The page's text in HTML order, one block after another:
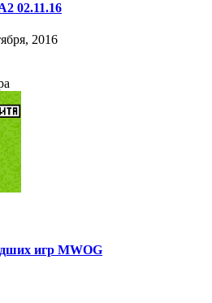
02.11.16
2016
игр MWOG